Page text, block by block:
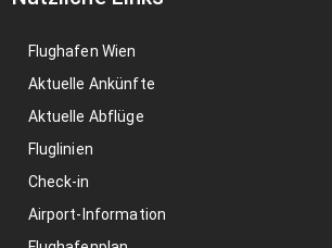
Flughafen Wien
Aktuelle Ankünfte
Aktuelle Abflüge
Fluglinien
Check-in
Airport-Information